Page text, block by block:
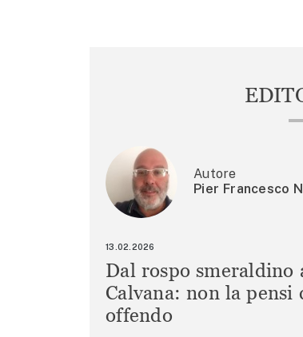
Autore
Pier Francesco
13.02.2026
Dal rospo smeraldino
Calvana: non la pensi
offendo